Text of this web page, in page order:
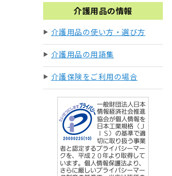
介護用品の情報
介護用品の使い方・選び方
介護用品の用語集
介護保険をご利用の場合